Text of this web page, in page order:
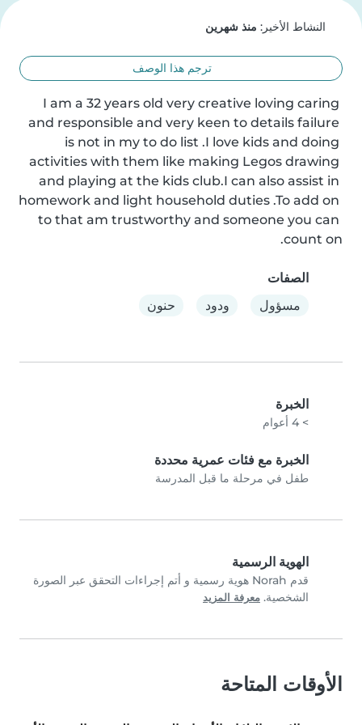
النشاط الأخير: منذ شهرين
ترجم هذا الوصف
I am a 32 years old very creative loving caring
and responsible and very keen to details failure
is not in my to do list .I love kids and doing
activities with them like making Legos drawing
and playing at the kids club.I can also assist in
homework and light household duties .To add on
to that am trustworthy and someone you can
count on.
الصفات
مسؤول
ودود حنون
الخبرة
> 4 أعوام
الخبرة مع فئات عمرية محددة
طفل في مرحلة ما قبل المدرسة
الهوية الرسمية
قدم Norah هوية رسمية و أتم إجراءات التحقق عبر الصورة
الشخصية. معرفة المزيد
الأوقات المتاحة